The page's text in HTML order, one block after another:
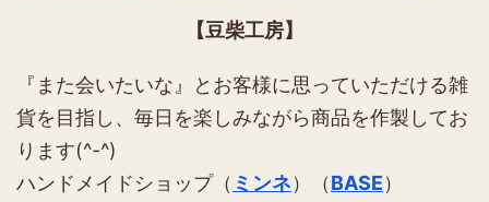
【豆柴工房】
『また会いたいな』とお客様に思っていただける雑
貨を目指し、毎日を楽しみながら商品を作製してお
ります(^-^)
ハンドメイドショップ（ ミンネ）（BASE）